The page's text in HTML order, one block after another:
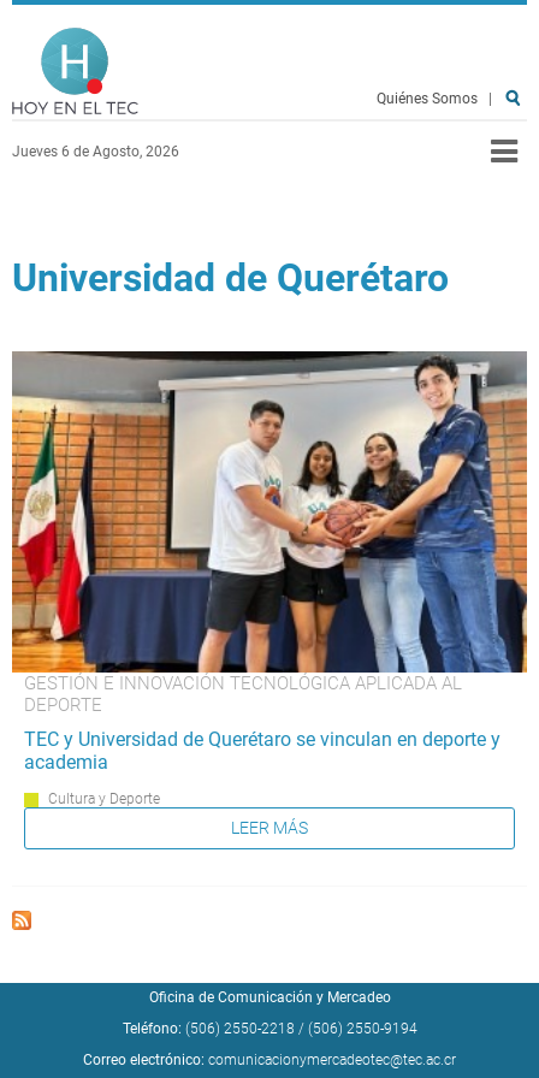
Pasar al contenido principal
Jueves 6 de Agosto, 2026
Quiénes Somos
Universidad de Querétaro
GESTIÓN E INNOVACIÓN TECNOLÓGICA APLICADA AL
DEPORTE
TEC y Universidad de Querétaro se vinculan en deporte y
academia
Cultura y Deporte
LEER MÁS
Oficina de Comunicación y Mercadeo
Teléfono: (506) 2550-2218 / (506) 2550-9194
Correo electrónico: comunicacionymercadeotec@tec.ac.cr